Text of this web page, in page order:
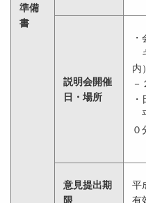
準備
書
説明会開催
日・場所
内
－
０
意見提出期
限
平
有